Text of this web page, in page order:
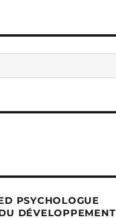
PSYCHOLOGUE
DÉVELOPPEMENT